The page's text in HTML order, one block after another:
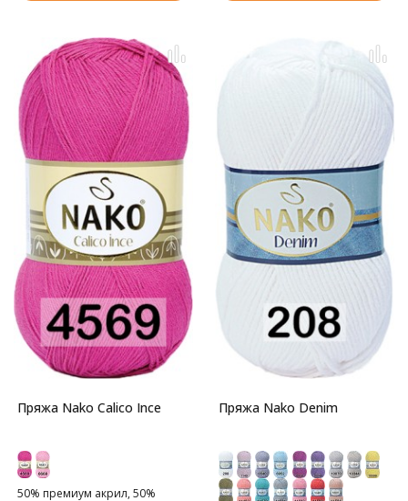
Пряжа Nako Calico Ince
50% премиум акрил, 50%
Пряжа Nako Denim